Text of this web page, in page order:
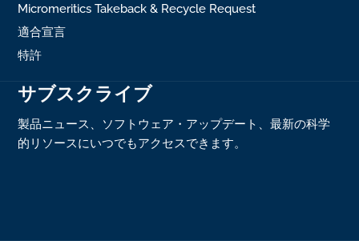
Micromeritics Takeback & Recycle Request
適合宣言
特許
サブスクライブ
製品ニュース、ソフトウェア・アップデート、最新の科学
的リソースにいつでもアクセスできます。